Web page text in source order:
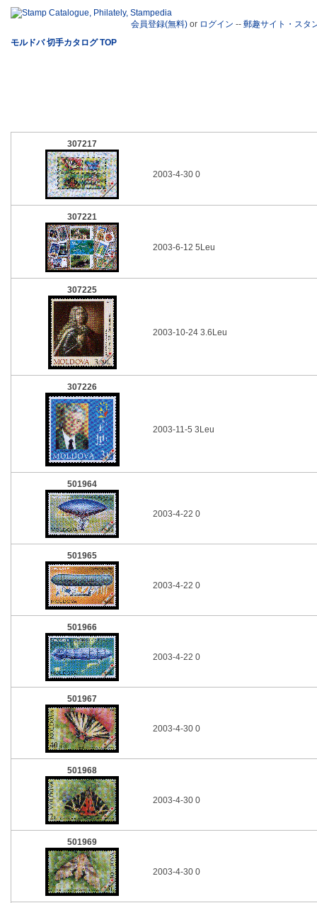
会員登録(無料) or ログイン -- 郵趣サイト・スタ
モルドバ 切手カタログ TOP
307217
2003-4-30 0
307221
2003-6-12 5Leu
307225
2003-10-24 3.6Leu
307226
2003-11-5 3Leu
501964
2003-4-22 0
501965
2003-4-22 0
501966
2003-4-22 0
501967
2003-4-30 0
501968
2003-4-30 0
501969
2003-4-30 0